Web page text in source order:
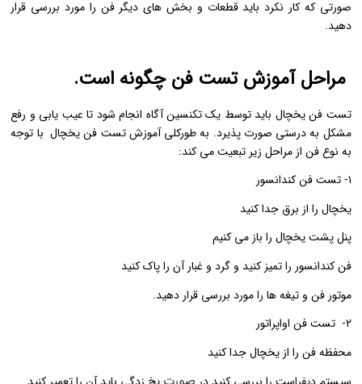
صورتی که کار نکرد باید قطعات و بخش های دیگر فن را مورد بررسی قرار
دهید.
مراحل آموزش تست فن چگونه است.
تست فن یخچال باید توسط یک تکنسین آگاه انجام شود تا عیب یابی و رفع
مشکل به درستی صورت پذیرد. به طورکلی آموزش تست فن یخچال با توجه
به نوع فن از مراحل زیر تبعیت می کند:
۱- تست فن کندانسور
یخچال را از برق جدا کنید
پنل پشت یخچال را باز می کنیم
فن کندانسور را تمیز کنید و گرد و غبار آن را پاک کنید
موتور فن و تیغه ها را مورد بررسی قرار دهید.
۲- تست فن اواپراتور
محفظه فن را از یخچال جدا کنید